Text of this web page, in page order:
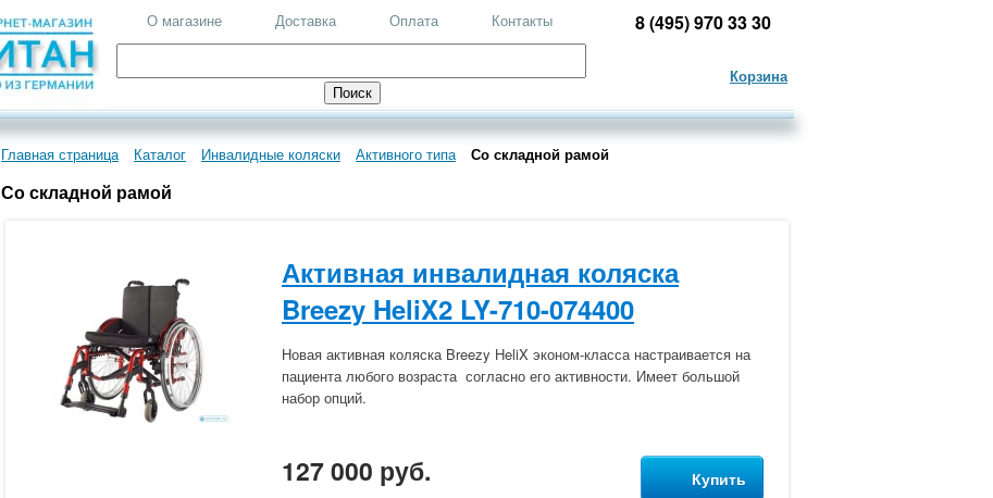
О магазине Доставка Оплата Контакты 8 (495) 970 33 30
Корзина
Главная страница Каталог Инвалидные коляски Активного типа Со складной рамой
Со складной рамой
Активная инвалидная коляска
Breezy HeliX2 LY-710-074400
Новая активная коляска Breezy HeliX эконом-класса настраивается на
пациента любого возраста согласно его активности. Имеет большой
набор опций.
127 000 руб. Купить